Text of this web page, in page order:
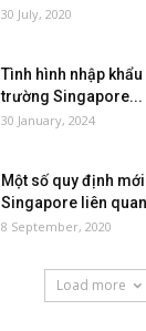
30 July, 2020
Tình hình nhập
trường Singapore...
30 January, 2024
Một số quy định
Singapore liên
8 September, 2020
Load more